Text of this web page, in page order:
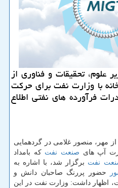
تحقیقات و فناوری از
با وزارت نفت برای حركت
فرآورده های نفتی اطلاع
مهر، منصور غلامی در گردهمایی
آپ های صنعت نفت كه بامداد
نفت برگزار شد، با اشاره به
حضور پررنگ صاحبان دانش و
اظهار داشت: وزارت نفت در این